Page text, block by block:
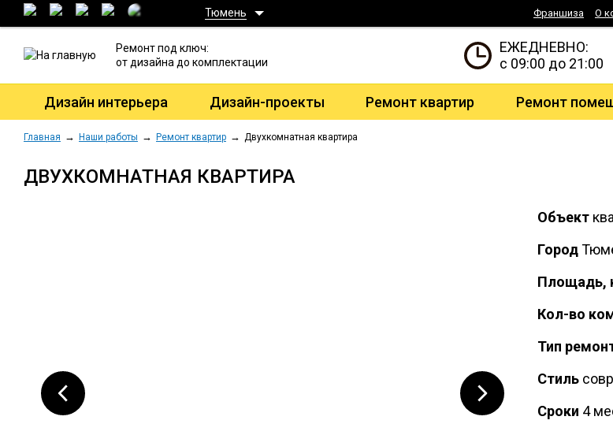
Тюмень Франшиза О
Ремонт под ключ:
от дизайна до комплектации
ЕЖЕДНЕВНО:
с 09:00 до 21:00
Дизайн интерьера Дизайн-проекты Ремонт квартир Ремонт
Главная Наши работы Ремонт квартир Двухкомнатная квартира
ДВУХКОМНАТНАЯ КВАРТИРА
Объект
Город
Площадь,
Кол-во
Тип
Стиль
Сроки 4